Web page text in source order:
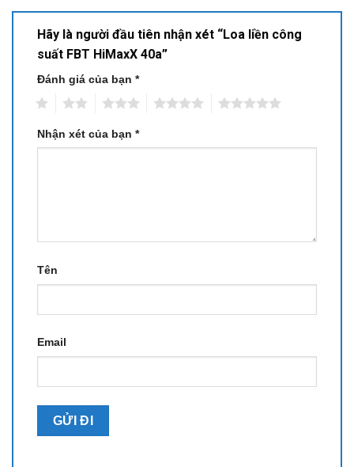
Hãy là người đầu tiên nhận xét “Loa liền công
suất FBT HiMaxX 40a”
Đánh giá của bạn *
Nhận xét của bạn *
Tên
Email